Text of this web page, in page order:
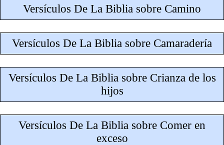
Versículos De La Biblia sobre Camino
Versículos De La Biblia sobre Camaradería
Versículos De La Biblia sobre Crianza de los
hijos
Versículos De La Biblia sobre Comer en
exceso